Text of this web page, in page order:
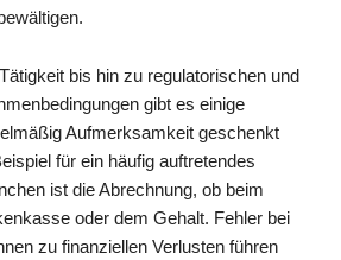
bis hin zu regulatorischen und
gibt es einige
Aufmerksamkeit geschenkt
für ein häufig auftretendes
ist die Abrechnung, ob beim
oder dem Gehalt. Fehler bei
zu finanziellen Verlusten führen